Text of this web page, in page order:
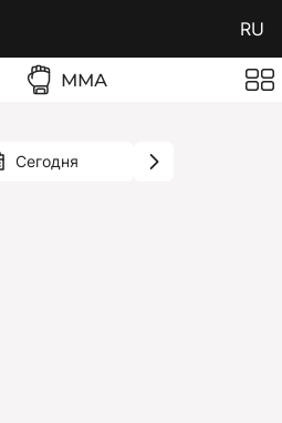
RU
ММА